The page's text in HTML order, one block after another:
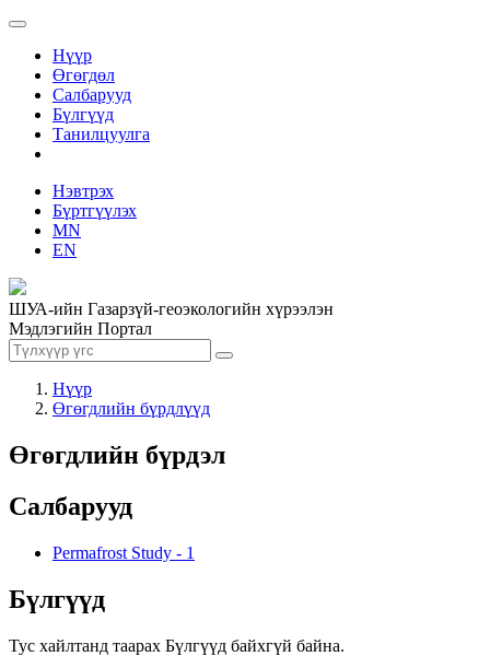
Нүүр
Өгөгдөл
Салбарууд
Бүлгүүд
Танилцуулга
Нэвтрэх
Бүртгүүлэх
MN
EN
ШУА-ийн Газарзүй-геоэкологийн хүрээлэн
Мэдлэгийн Портал
Нүүр
Өгөгдлийн бүрдлүүд
Өгөгдлийн бүрдэл
Салбарууд
Permafrost Study - 1
Бүлгүүд
Тус хайлтанд таарах Бүлгүүд байхгүй байна.